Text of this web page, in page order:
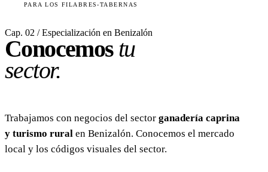
PARA LOS FILABRES-TABERNAS
Cap. 02 / Especialización en Benizalón
Conocemos tu
sector.
Trabajamos con negocios del sector ganadería caprina
y turismo rural en Benizalón. Conocemos el mercado
local y los códigos visuales del sector.